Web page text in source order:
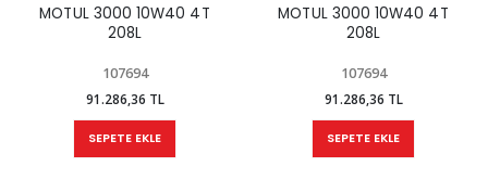
MOTUL 3000 10W40 4T
208L
107694
91.286,36 TL
SEPETE EKLE
MOTUL 3000 10W40 4T
208L
107694
91.286,36 TL
SEPETE EKLE